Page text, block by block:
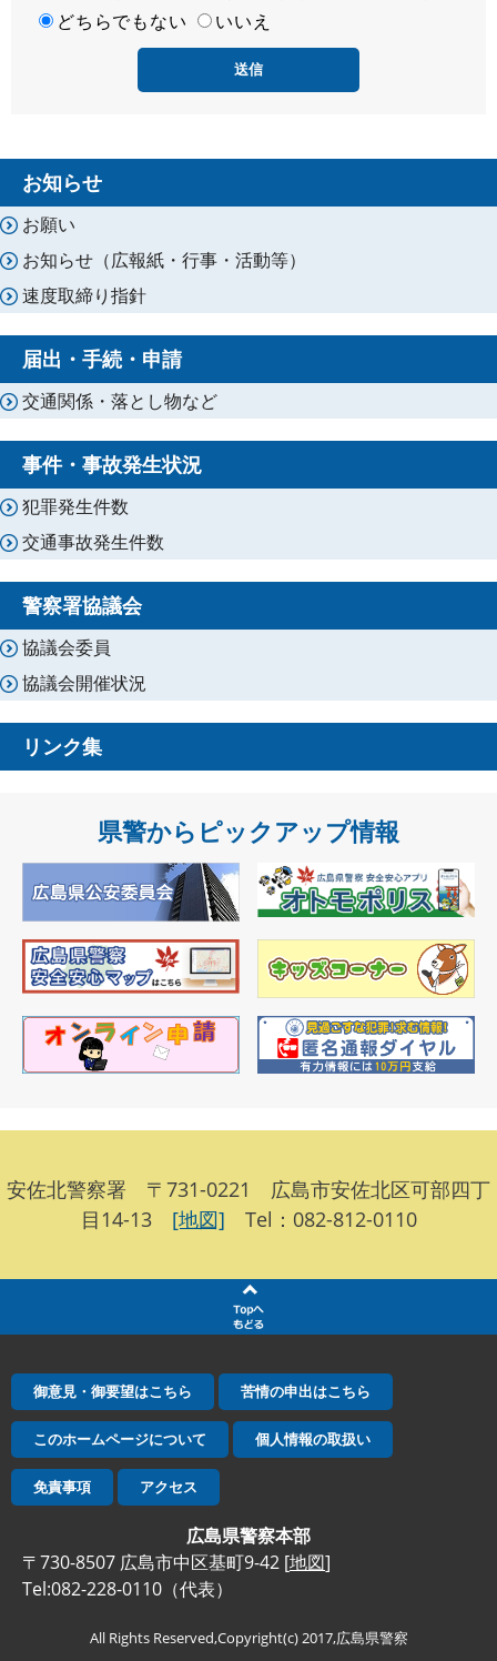
易 どちらでもない
いいえ
お知らせ
お願い
お知らせ（広報紙・行事・活動等）
速度取締り指針
届出・手続・申請
交通関係・落とし物など
事件・事故発生状況
犯罪発生件数
交通事故発生件数
警察署協議会
協議会委員
協議会開催状況
リンク集
県警からピックアップ情報
安佐北警察署 〒731-0221 広島市安佐北区可部四丁
目14-13 [地図] Tel：082-812-0110
御意見・御要望はこちら 苦情の申出はこちら
このホームページについて 個人情報の取扱い
免責事項 アクセス
広島県警察本部
〒730-8507 広島市中区基町9-42 [地図]
Tel:082-228-0110（代表）
All Rights Reserved,Copyright(c) 2017,広島県警察